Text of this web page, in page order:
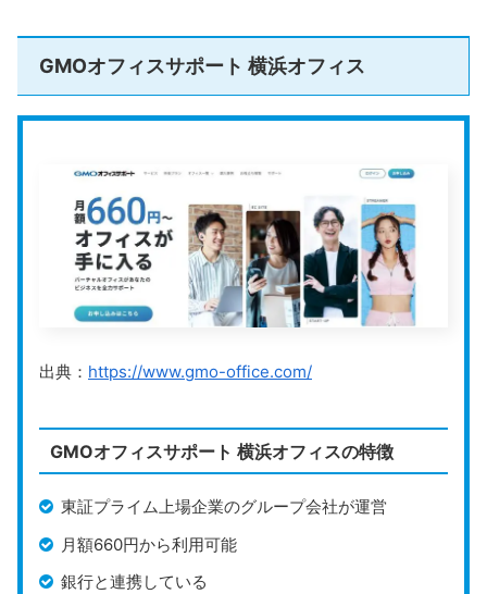
GMOオフィスサポート 横浜オフィス
出典： https://www.gmo-office.com/
GMOオフィスサポート 横浜オフィスの特徴
東証プライム上場企業のグループ会社が運営
月額660円から利用可能
銀行と連携している